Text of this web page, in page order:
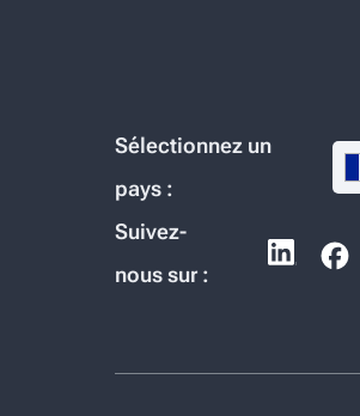
Sélectionnez un
pays :
Suivez-
nous sur :